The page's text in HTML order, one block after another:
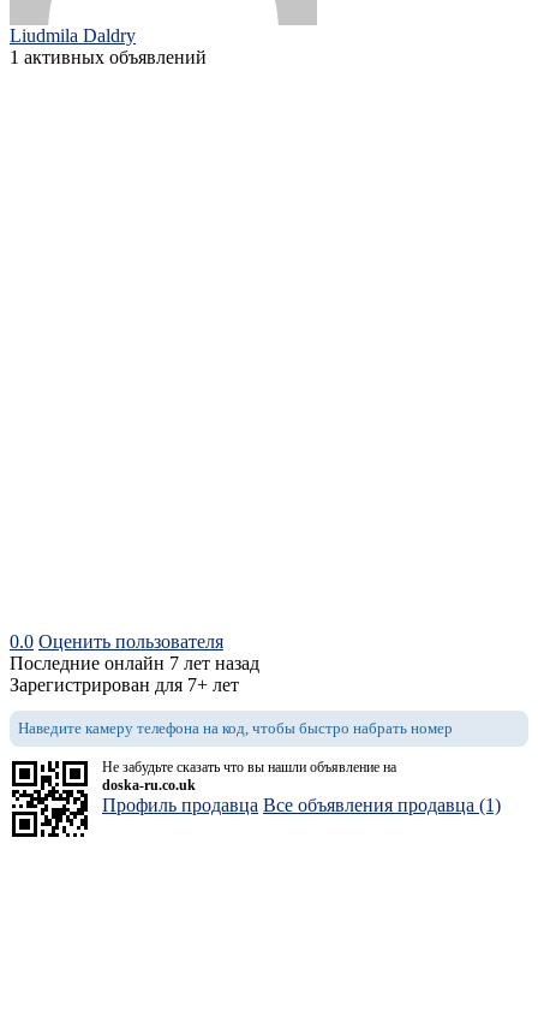
Liudmila Daldry
1 активных объявлений
0.0 Оценить пользователя
Последние онлайн 7 лет назад
Зарегистрирован для 7+ лет
Наведите камеру телефона на код, чтобы быстро набрать номер
Не забудьте сказать что вы нашли объявление на
doska-ru.co.uk
Профиль продавца Все объявления продавца (1)